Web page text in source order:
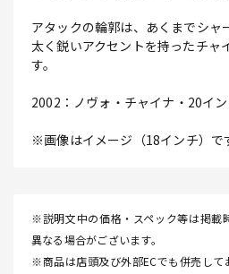
アタックの輪郭は、あくまでシャ
太く鋭いアクセントを持ったチャ
す。
2002：ノヴォ・チャイナ・20イ
※画像はイメージ（18インチ）で
※説明文中の価格・スペック等は掲載
異なる場合がございます。
※商品は店頭及び外部ECでも併売して